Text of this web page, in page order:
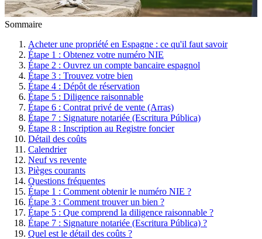
Sommaire
Acheter une propriété en Espagne : ce qu'il faut savoir
Étape 1 : Obtenez votre numéro NIE
Étape 2 : Ouvrez un compte bancaire espagnol
Étape 3 : Trouvez votre bien
Étape 4 : Dépôt de réservation
Étape 5 : Diligence raisonnable
Étape 6 : Contrat privé de vente (Arras)
Étape 7 : Signature notariée (Escritura Pública)
Étape 8 : Inscription au Registre foncier
Détail des coûts
Calendrier
Neuf vs revente
Pièges courants
Questions fréquentes
Étape 1 : Comment obtenir le numéro NIE ?
Étape 3 : Comment trouver un bien ?
Étape 5 : Que comprend la diligence raisonnable ?
Étape 7 : Signature notariée (Escritura Pública) ?
Quel est le détail des coûts ?